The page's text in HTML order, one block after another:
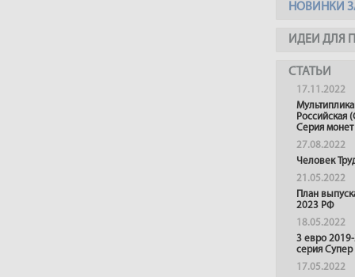
НОВИНКИ
ИДЕИ ДЛЯ
СТАТЬИ
17.11.2022
Российская
Серия монет
27.08.2022
Человек
21.05.2022
План
2023 РФ
18.05.2022
3 евро
серия
17.05.2022